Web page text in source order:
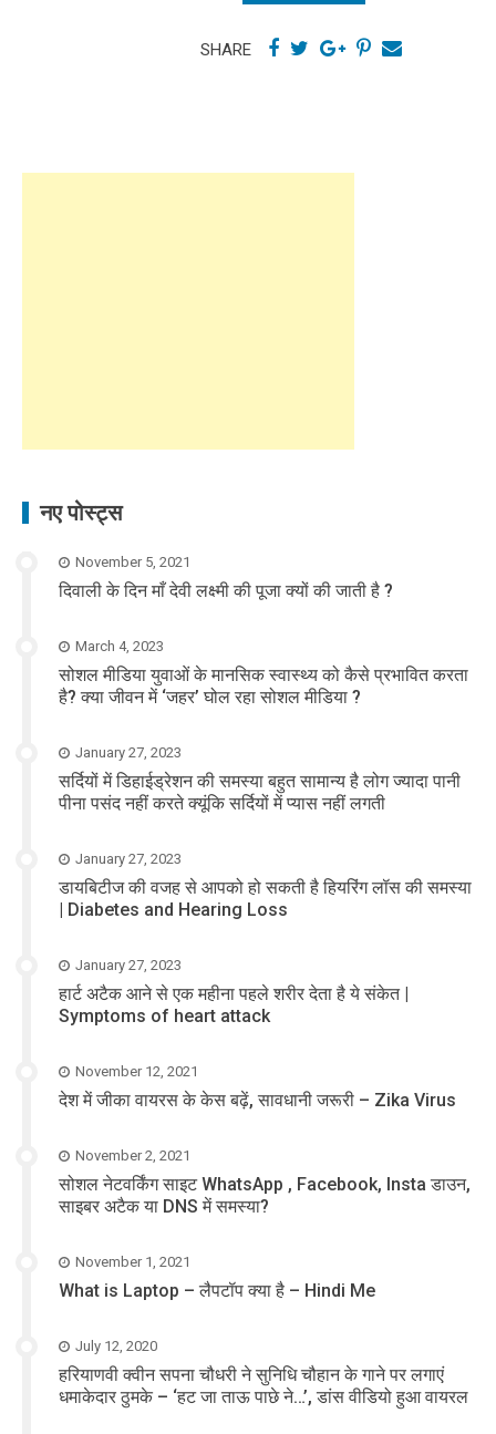
SHARE
नए पोस्ट्स
November 5, 2021
दिवाली के दिन माँ देवी लक्ष्मी की पूजा क्यों की जाती है ?
March 4, 2023
सोशल मीडिया युवाओं के मानसिक स्वास्थ्य को कैसे प्रभावित करता
है? क्या जीवन में ‘जहर’ घोल रहा सोशल मीडिया ?
January 27, 2023
सर्दियों में डिहाईड्रेशन की समस्या बहुत सामान्य है लोग ज्यादा पानी
पीना पसंद नहीं करते क्यूंकि सर्दियों में प्यास नहीं लगती
January 27, 2023
डायबिटीज की वजह से आपको हो सकती है हियरिंग लॉस की समस्या
| Diabetes and Hearing Loss
January 27, 2023
हार्ट अटैक आने से एक महीना पहले शरीर देता है ये संकेत |
Symptoms of heart attack
November 12, 2021
देश में जीका वायरस के केस बढ़ें, सावधानी जरूरी – Zika Virus
November 2, 2021
सोशल नेटवर्किंग साइट WhatsApp , Facebook, Insta डाउन,
साइबर अटैक या DNS में समस्या?
November 1, 2021
What is Laptop – लैपटॉप क्या है – Hindi Me
July 12, 2020
हरियाणवी क्वीन सपना चौधरी ने सुनिधि चौहान के गाने पर लगाएं
धमाकेदार ठुमके – ‘हट जा ताऊ पाछे ने…’, डांस वीडियो हुआ वायरल